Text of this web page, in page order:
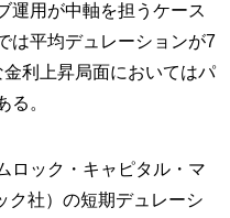
運用が中軸を担うケース
は平均デュレーションが7
利上昇局面においてはパ
る。
ロック・キャピタル・マ
ク社）の短期デュレーシ